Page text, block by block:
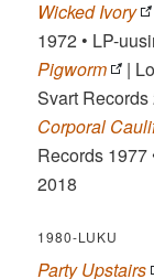
Wicked Ivory
1972 • LP-
Pigworm
|
Svart Records
Corporal
Records 1977
2018
1980-LUKU
Party Upstairs